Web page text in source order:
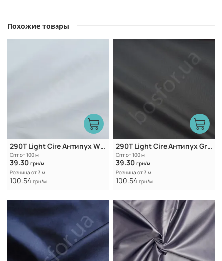
Похожие товары
290T Light Cire Антипух White
Опт от 100 м
39.30 грн/м
Розница от 3 м
100.54 грн/м
290T Light Cire Антипух Grey
Опт от 100 м
39.30 грн/м
Розница от 3 м
100.54 грн/м